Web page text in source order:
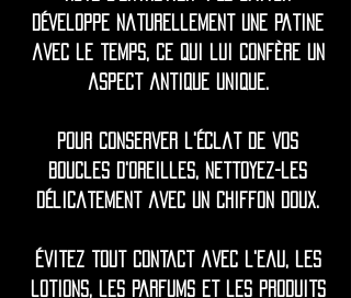
développe naturellement une patine
avec le temps, ce qui lui confère un
aspect antique unique.
Pour conserver l'éclat de vos
boucles d'oreilles, nettoyez-les
délicatement avec un chiffon doux.
Évitez tout contact avec l'eau, les
lotions, les parfums et les produits